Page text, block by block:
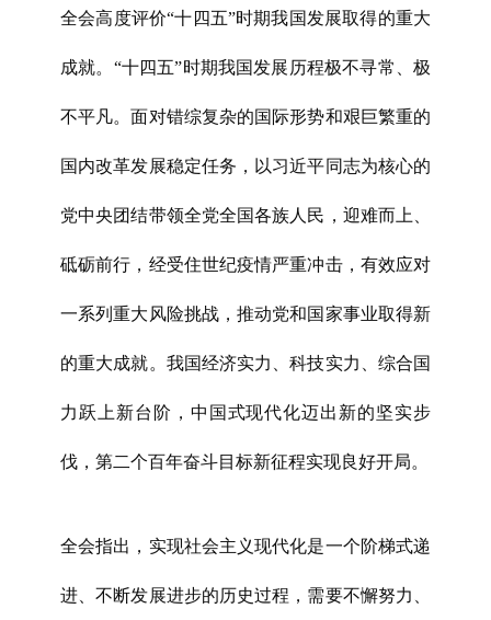
全会高度评价“十四五”时期我国发展取得的重大
成就。“十四五”时期我国发展历程极不寻常、极
不平凡。面对错综复杂的国际形势和艰巨繁重的
国内改革发展稳定任务，以习近平同志为核心的
党中央团结带领全党全国各族人民，迎难而上、
砥砺前行，经受住世纪疫情严重冲击，有效应对
一系列重大风险挑战，推动党和国家事业取得新
的重大成就。我国经济实力、科技实力、综合国
力跃上新台阶，中国式现代化迈出新的坚实步
伐，第二个百年奋斗目标新征程实现良好开局。
全会指出，实现社会主义现代化是一个阶梯式递
进、不断发展进步的历史过程，需要不懈努力、